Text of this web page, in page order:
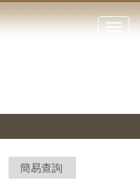
點
閉
站
停、
圖
圖
結
簡易查詢